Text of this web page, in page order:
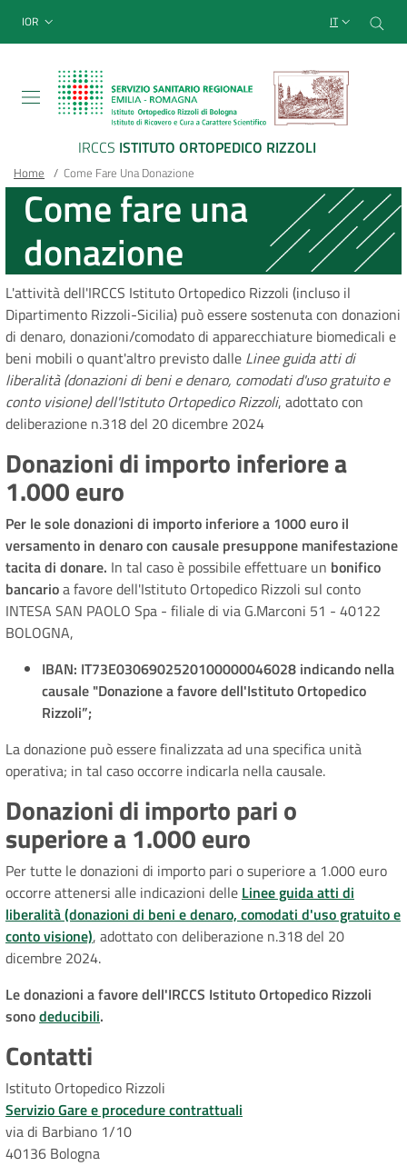
Sito Web Istituto
menu top-bar
IOR IT
IRCCS ISTITUTO ORTOPEDICO RIZZOLI
Main container
Briciole
di
pane
Home / Come Fare Una Donazione
Come fare una
donazione
L'attività dell'IRCCS Istituto Ortopedico Rizzoli (incluso il
Dipartimento Rizzoli-Sicilia) può essere sostenuta con donazioni
di denaro, donazioni/comodato di apparecchiature biomedicali e
beni mobili o quant'altro previsto dalle Linee guida atti di
liberalità (donazioni di beni e denaro, comodati d'uso gratuito e
conto visione) dell'Istituto Ortopedico Rizzoli, adottato con
deliberazione n.318 del 20 dicembre 2024
Donazioni di importo inferiore a
1.000 euro
Per le sole donazioni di importo inferiore a 1000 euro il
versamento in denaro con causale presuppone manifestazione
tacita di donare. In tal caso è possibile effettuare un bonifico
bancarioa favore dell'Istituto Ortopedico Rizzoli sul conto
INTESA SAN PAOLO Spa - filiale di via G.Marconi 51 - 40122
BOLOGNA,
IBAN: IT73E0306902520100000046028 indicando nella
causale "Donazione a favore dell'Istituto Ortopedico
Rizzoli”;
La donazione può essere finalizzata ad una specifica unità
operativa; in tal caso occorre indicarla nella causale.
Donazioni di importo pari o
superiore a 1.000 euro
Per tutte le donazioni di importo pari o superiore a 1.000 euro
occorre attenersi alle indicazioni delle Linee guida atti di
liberalità (donazioni di beni e denaro, comodati d'uso gratuito e
conto visione), adottato con deliberazione n.318 del 20
dicembre 2024.
Le donazioni a favore dell'IRCCS Istituto Ortopedico Rizzoli
sonodeducibili.
Contatti
Istituto Ortopedico Rizzoli
Servizio Gare e procedure contrattuali
via di Barbiano 1/10
40136 Bologna